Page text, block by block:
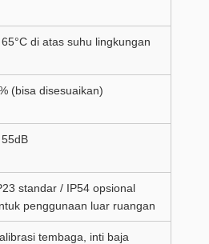
di atas suhu lingkungan
(bisa disesuaikan)
standar / IP54 opsional
penggunaan luar ruangan
tembaga, inti baja